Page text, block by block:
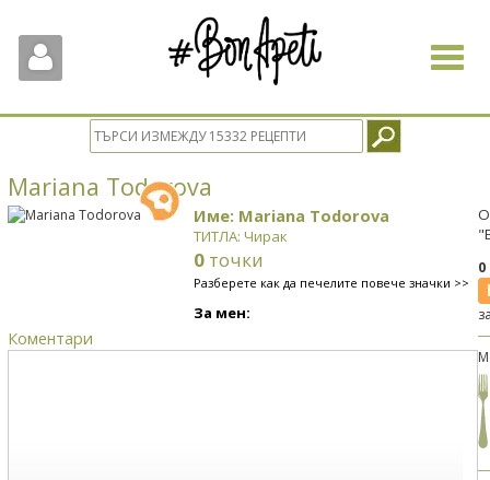
Toggle
Mariana Todorova
Име: Mariana Todorova
ТИТЛА: Чирак
0 точки
Разберете как да печелите повече значки >>
За мен:
Коментари